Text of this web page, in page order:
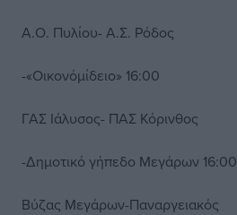
Α.Ο. Πυλίου- Α.Σ. Ρόδος
-«Οικονόμίδειο» 16:00
ΓΑΣ Ιάλυσος- ΠΑΣ Κόρινθος
-Δημοτικό γήπεδο Μεγάρων 16:00
Βύζας Μεγάρων-Παναργειακός